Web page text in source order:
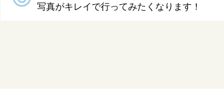
写真がキレイで行ってみたくなります！